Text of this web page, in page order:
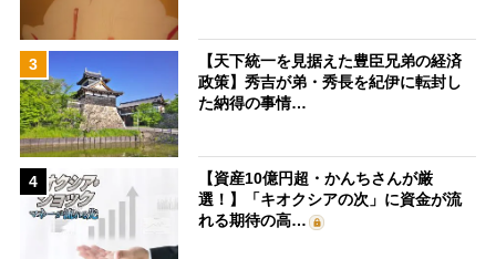
3
【天下統一を見据えた豊臣兄弟の経済
政策】秀吉が弟・秀長を紀伊に転封し
た納得の事情…
4
【資産10億円超・かんちさんが厳
選！】「キオクシアの次」に資金が流
れる期待の高…